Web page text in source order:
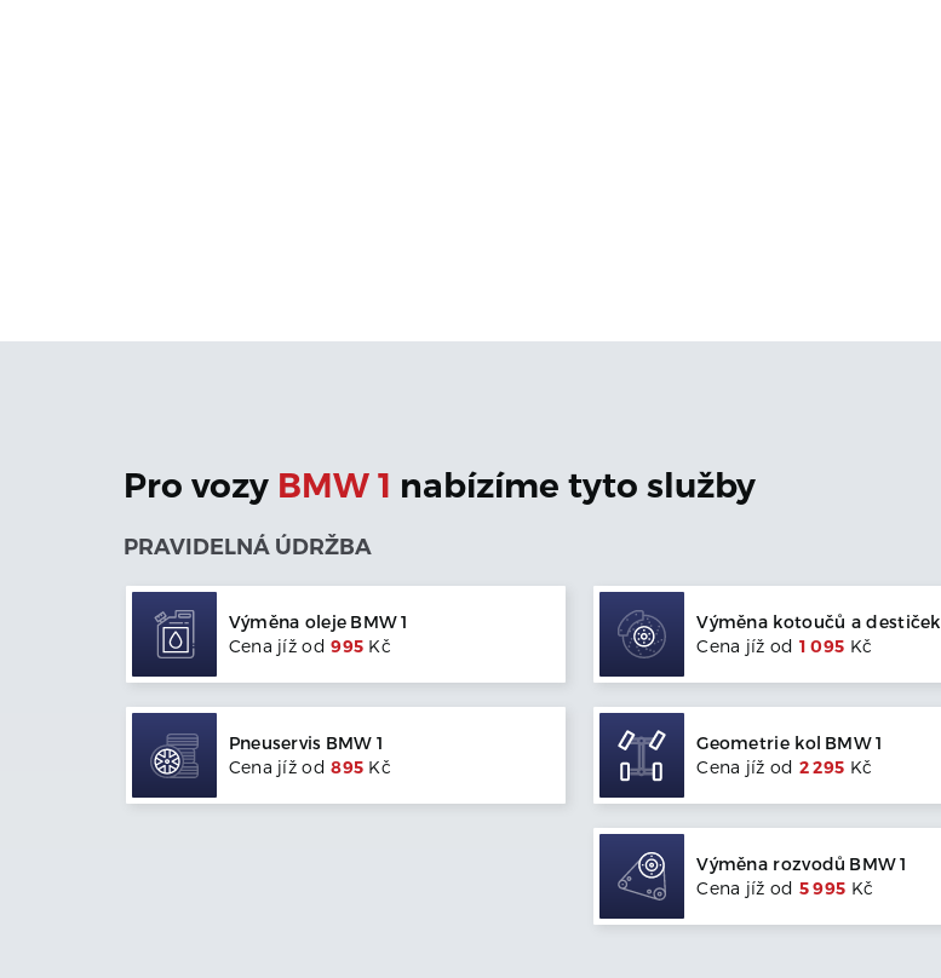
Pro vozy BMW 1 nabízíme tyto služby
PRAVIDELNÁ ÚDRŽBA
Výměna oleje BMW1
Cena jíž od995 Kč
Výměna kotoučů a destiček
Cena jíž od 1 095 Kč
Pneuservis BMW 1
Cena jíž od895 Kč
Geometrie kol BMW1
Cena jíž od 2 295 Kč
Výměna rozvodů BMW1
Cena jíž od 5 995 Kč